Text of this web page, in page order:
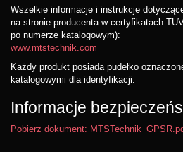
Wszelkie informacje i instrukcje
na stronie producenta w certyfikatach
po numerze katalogowym):
www.mtstechnik.com
Każdy produkt posiada pudełko
katalogowymi dla identyfikacji.
Informacje
Pobierz dokument: